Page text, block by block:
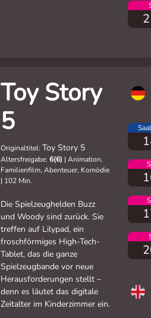
Toy Story
5
Originaltitel: Toy Story 5
Altersfreigabe: 6(6) | Animation,
Familienfilm, Abenteuer, Komödie
| 102 Min.
Die Spielzeughelden Buzz
und Woody sind zurück. Sie
treffen auf Lilypad, ein
froschförmiges High-Tech-
Tablet, das die ganze
Spielzeugbande vor neue
Herausforderungen stellt –
denn es läutet das digitale
Zeitalter im Kinderzimmer ein.